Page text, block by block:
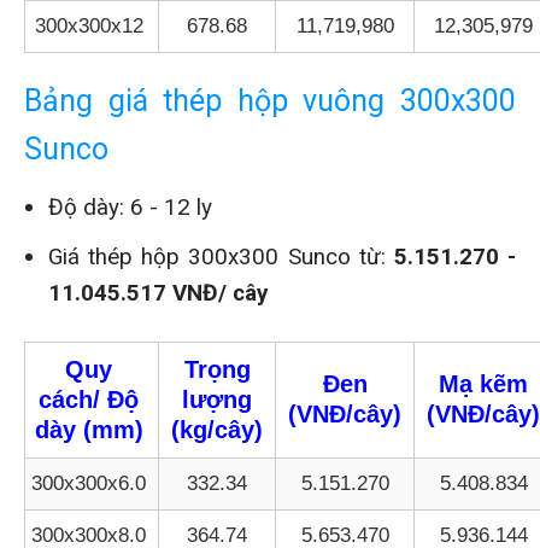
300x300x12 678.68 11,719,980 12,305,979
Bảng giá thép hộp vuông 300x300
Sunco
Độ dày: 6 - 12 ly
Giá thép hộp 300x300 Sunco từ: 5.151.270 -
11.045.517 VNĐ/ cây
Quy
cách/ Độ
dày (mm)
Trọng
lượng
(kg/cây)
Đen
(VNĐ/cây)
Mạ kẽm
(VNĐ/cây)
300x300x6.0 332.34 5.151.270 5.408.834
300x300x8.0 364.74 5.653.470 5.936.144